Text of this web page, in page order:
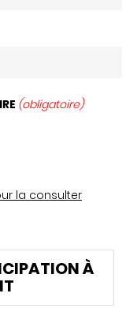
(obligatoire)
la consulter
À